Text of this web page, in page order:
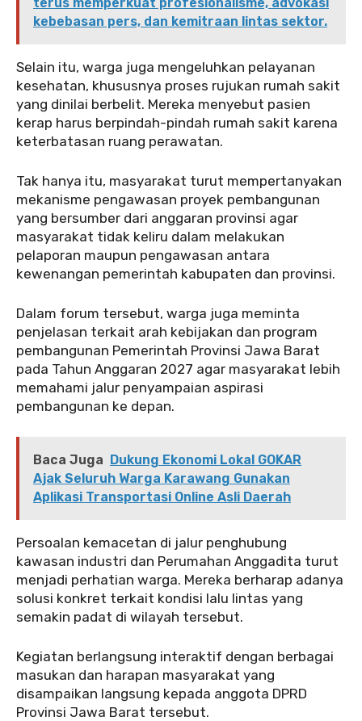
kebebasan pers, dan kemitraan lintas sektor.
‎‎Selain itu, warga juga mengeluhkan pelayanan
kesehatan, khususnya proses rujukan rumah sakit
yang dinilai berbelit. Mereka menyebut pasien
kerap harus berpindah-pindah rumah sakit karena
keterbatasan ruang perawatan.
‎‎Tak hanya itu, masyarakat turut mempertanyakan
mekanisme pengawasan proyek pembangunan
yang bersumber dari anggaran provinsi agar
masyarakat tidak keliru dalam melakukan
pelaporan maupun pengawasan antara
kewenangan pemerintah kabupaten dan provinsi.
‎‎Dalam forum tersebut, warga juga meminta
penjelasan terkait arah kebijakan dan program
pembangunan Pemerintah Provinsi Jawa Barat
pada Tahun Anggaran 2027 agar masyarakat lebih
memahami jalur penyampaian aspirasi
pembangunan ke depan.
Baca Juga Dukung Ekonomi Lokal GOKAR
Ajak Seluruh Warga Karawang Gunakan
Aplikasi Transportasi Online Asli Daerah
‎Persoalan kemacetan di jalur penghubung
kawasan industri dan Perumahan Anggadita turut
menjadi perhatian warga. Mereka berharap adanya
solusi konkret terkait kondisi lalu lintas yang
semakin padat di wilayah tersebut.
‎‎Kegiatan berlangsung interaktif dengan berbagai
masukan dan harapan masyarakat yang
disampaikan langsung kepada anggota DPRD
Provinsi Jawa Barat tersebut.